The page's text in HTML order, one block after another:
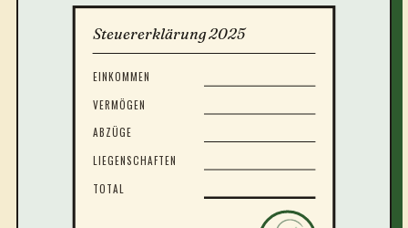
Steuererklärung 2025
EINKOMMEN
VERMÖGEN
ABZÜGE
LIEGENSCHAFTEN
TOTAL